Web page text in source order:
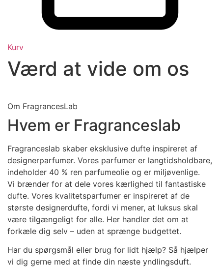
Kurv
Værd at vide om os
Om FragrancesLab
Hvem er Fragranceslab
Fragranceslab skaber eksklusive dufte inspireret af
designerparfumer. Vores parfumer er langtidsholdbare,
indeholder 40 % ren parfumeolie og er miljøvenlige.
Vi brænder for at dele vores kærlighed til fantastiske
dufte. Vores kvalitetsparfumer er inspireret af de
største designerdufte, fordi vi mener, at luksus skal
være tilgængeligt for alle. Her handler det om at
forkæle dig selv – uden at sprænge budgettet.
Har du spørgsmål eller brug for lidt hjælp? Så hjælper
vi dig gerne med at finde din næste yndlingsduft.